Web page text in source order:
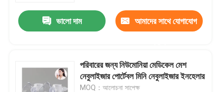
ভালো দাম আমাদের সাথে যোগাযোগ
পরিবারের জন্য নিউমোনিয়া মেডিকেল মেশ
নেবুলাইজার পোর্টেবল মিনি নেবুলাইজার ইনহেলার
MOQ：আলোচনা সাপেক্ষ